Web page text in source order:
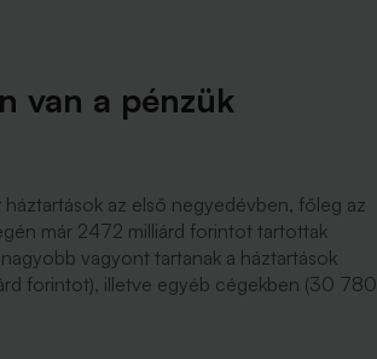
van a pénzük
az első negyedévben, főleg az
már 2472 milliárd forintot tartottak
vagyont tartanak a háztartások
forintot), illetve egyéb cégekben (30 780